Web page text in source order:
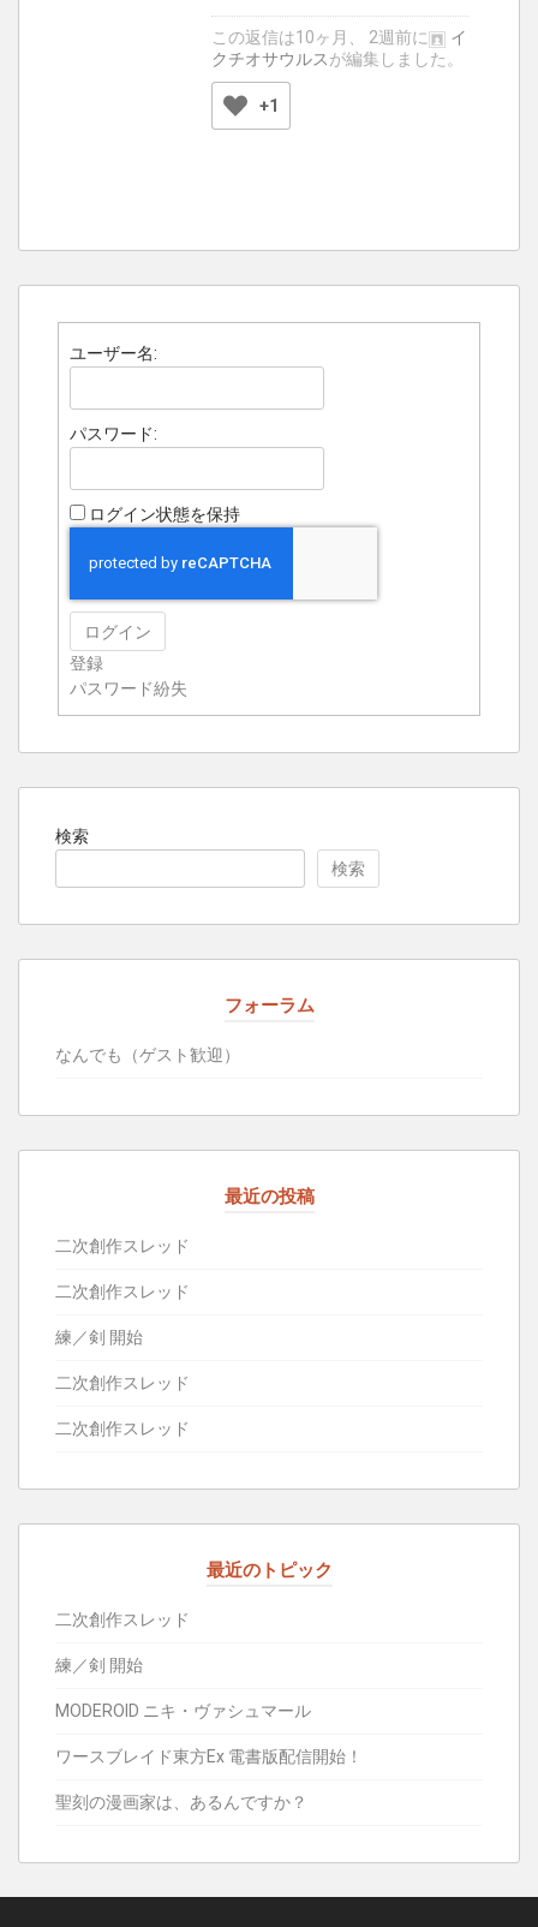
この返信は10ヶ月、 2週前に
イ
クチオサウルスが編集しました。
+1
ユーザー名:
パスワード:
ログイン状態を保持
ログイン
登録
パスワード紛失
検索
検索
フォーラム
なんでも（ゲスト歓迎）
最近の投稿
二次創作スレッド
二次創作スレッド
練／剣 開始
二次創作スレッド
二次創作スレッド
最近のトピック
二次創作スレッド
練／剣 開始
MODEROID ニキ・ヴァシュマール
ワースブレイド東方Ex 電書版配信開始！
聖刻の漫画家は、あるんですか？